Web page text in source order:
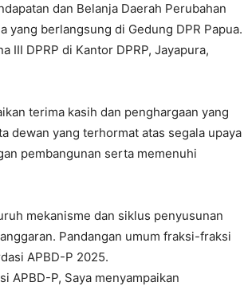
dan Belanja Daerah Perubahan
yang berlangsung di Gedung DPR Papua.
III DPRP di Kantor DPRP, Jayapura,
terima kasih dan penghargaan yang
dewan yang terhormat atas segala upaya
pembangunan serta memenuhi
mekanisme dan siklus penyusunan
Pandangan umum fraksi-fraksi
APBD-P 2025.
APBD-P, Saya menyampaikan